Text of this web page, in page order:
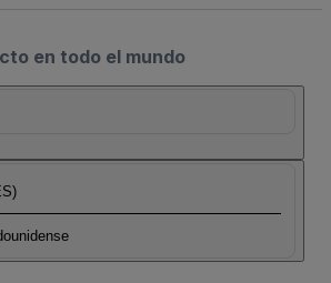
en todo el mundo